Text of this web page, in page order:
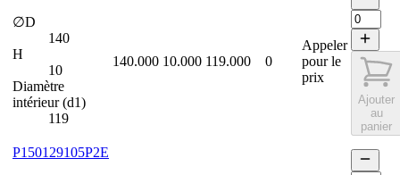
∅D
140
H
10
Diamètre
intérieur (d1)
119
140.000 10.000 119.000 0
Appeler
pour le
prix
Ajouter
au
panier
P150129105P2E